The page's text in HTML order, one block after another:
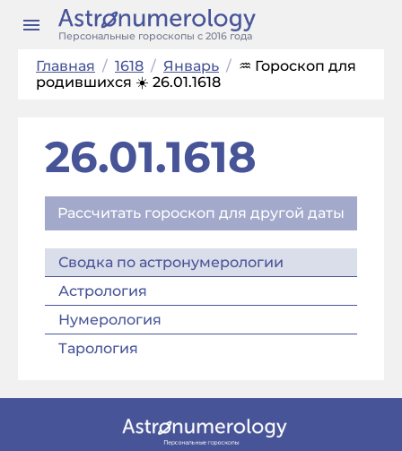
Персональные гороскопы с 2016 года
Главная / 1618 / Январь / ♒ Гороскоп для
родившихся ☀️ 26.01.1618
26.01.1618
Рассчитать гороскоп для другой даты
Сводка по астронумерологии
Астрология
Нумерология
Тарология